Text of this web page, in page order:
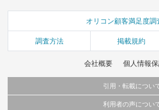
オリコン顧客満足度調
調査方法 掲載規約
会社概要 個人情報
引用・転載につい
当サイトで公開されている情報（文字、写真、イラ
利用者の声につい